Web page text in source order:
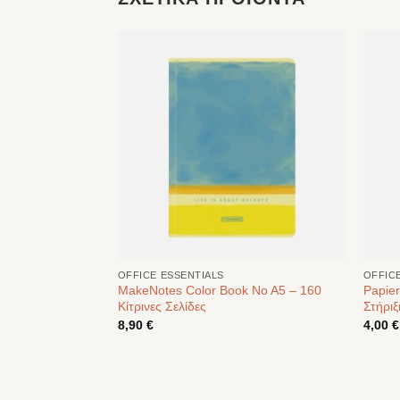
OFFICE ESSENTIALS
MakeNotes Color Book No A5 – 160
Κίτρινες Σελίδες
8,90 €
4,00 €